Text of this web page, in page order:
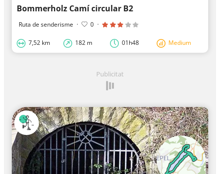
Bommerholz Camí circular B2
Ruta de senderisme · 0 ·
7,52 km 182 m 01h48 Medium
Publicitat